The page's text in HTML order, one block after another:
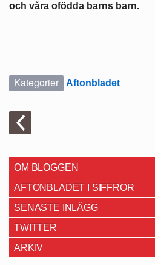
och våra ofödda barns barn.
Kategorier Aftonbladet
OM BLOGGEN
AFTONBLADET I SIFFROR
SENASTE INLÄGG
TWITTER
ARKIV